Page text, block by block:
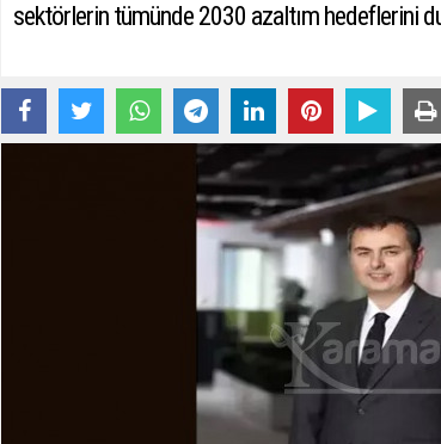
sektörlerin tümünde 2030 azaltım hedeflerini